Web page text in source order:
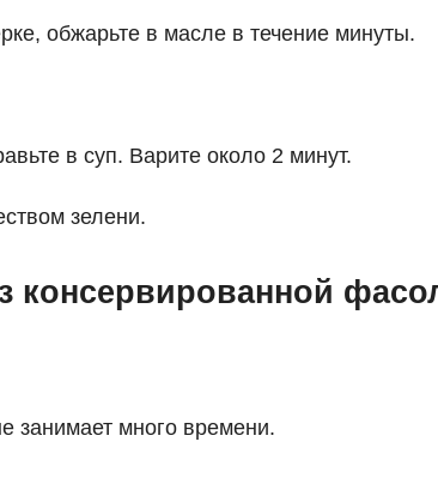
обжарьте в масле в течение минуты.
в суп. Варите около 2 минут.
зелени.
консервированной
занимает много времени.